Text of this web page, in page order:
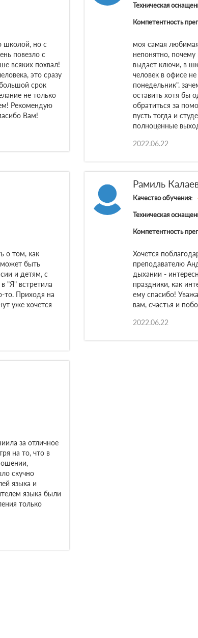
школой, но с
повезло с
всяких похвал!
это сразу
срок
не только
Рекомендую
Вам!
Техническая
Компетентность
моя самая
непонятно,
выдает ключи, в
человек в офисе
понедельник".
оставить хотя бы
обратиться за
пусть тогда и
полноценные
2022.06.22
о том, как
может быть
и детям, с
"Я" встретила
то. Приходя на
уже хочется
Рамиль
Качество обучения:
Техническая
Компетентность
Хочется
преподавателю
дыхании -
праздники, как
ему спасибо!
вам, счастья и
2022.06.22
за отличное
на то, что в
скучно
языка и
языка были
только